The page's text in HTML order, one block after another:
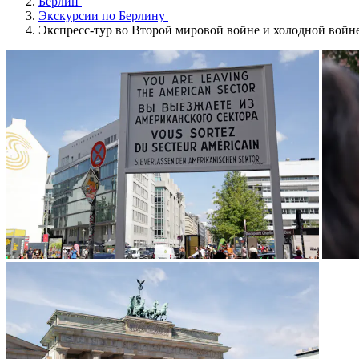
Экскурсии по Берлину
Экспресс-тур во Второй мировой войне и холодной